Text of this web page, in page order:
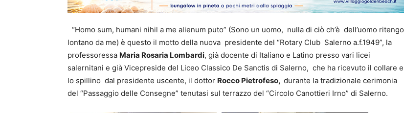
“Homo sum, humani nihil a me alienum puto” (Sono un uomo, nulla di ciò ch’è dell’uomo ritengo
lontano da me) è questo il motto della nuova presidente del “Rotary Club Salerno a.f.1949”, la
professoressa Maria Rosaria Lombardi, già docente di Italiano e Latino presso vari licei
salernitani e già Vicepreside del Liceo Classico De Sanctis di Salerno, che ha ricevuto il collare e
lo spillino dal presidente uscente, il dottor Rocco Pietrofeso, durante la tradizionale cerimonia
del “Passaggio delle Consegne” tenutasi sul terrazzo del “Circolo Canottieri Irno” di Salerno.